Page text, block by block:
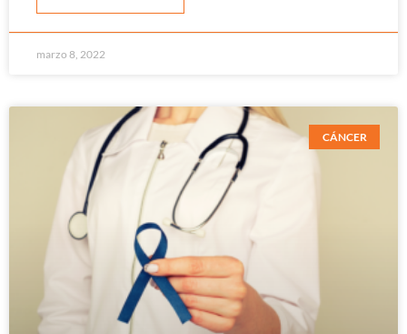
marzo 8, 2022
CÁNCER